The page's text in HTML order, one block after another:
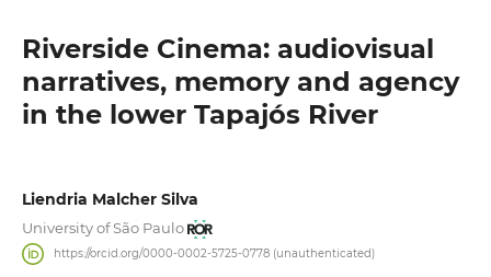
Riverside Cinema: audiovisual
narratives, memory and agency
in the lower Tapajós River
Liendria Malcher Silva
University of São Paulo
https://orcid.org/0000-0002-5725-0778 (unauthenticated)